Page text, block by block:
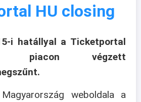
HU closing
i hatállyal a Ticketportal
piacon végzett
weboldala a